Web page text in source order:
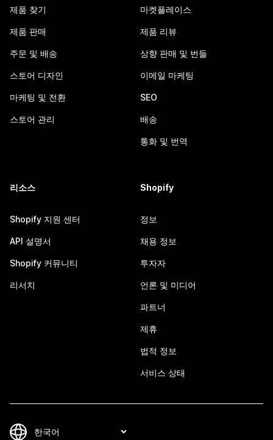
제품 찾기
제품 판매
주문 및 배송
스토어 디자인
마케팅 및 전환
스토어 관리
마켓플레이스
제품 리뷰
상향 판매 및 번들
이메일 마케팅
SEO
배송
통화 및 번역
리소스
Shopify 지원 센터
API 설명서
Shopify 커뮤니티
리서치
Shopify
정보
채용 정보
투자자
언론 및 미디어
파트너
제휴
법적 정보
서비스 상태